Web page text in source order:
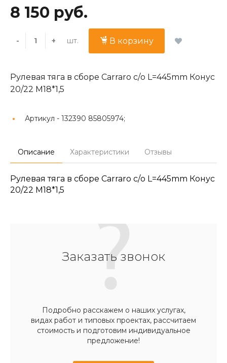
8 150 руб.
- + шт. В корзину
Рулевая тяга в сборе Carraro с/о L=445mm Конус
20/22 M18*1,5
Артикул - 132390 85805974;
Описание Характеристики Отзывы
Рулевая тяга в сборе Carraro с/о L=445mm Конус
20/22 M18*1,5
Заказать звонок
Подробно расскажем о наших услугах,
видах работ и типовых проектах, рассчитаем
стоимость и подготовим индивидуальное
предложение!